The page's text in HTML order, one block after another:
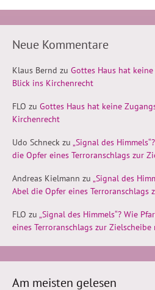
Neue Kommentare
Klaus Bernd zu Gottes Haus hat
Blick ins Kirchenrecht
FLO zu Gottes Haus hat keine
Kirchenrecht
Udo Schneck zu „Signal des
die Opfer eines Terroranschlags zur
Andreas Kielmann zu „Signal des
Abel die Opfer eines Terroranschlags
FLO zu „Signal des Himmels“? Wie
eines Terroranschlags zur Zielscheibe
Am meisten gelesen